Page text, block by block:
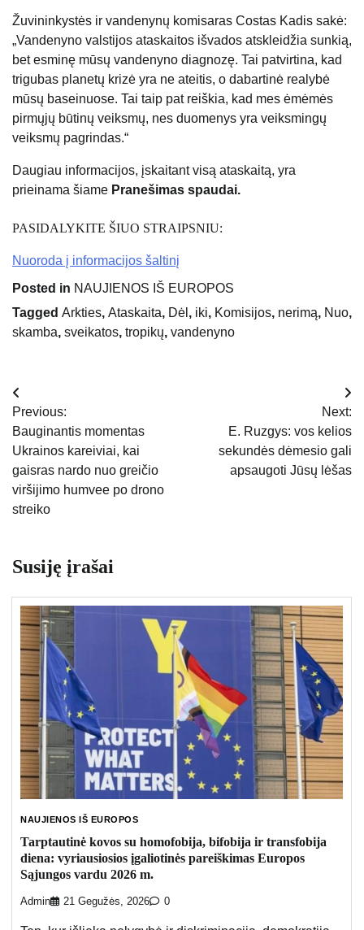
Žuvininkystės ir vandenynų komisaras Costas Kadis sakė:
„Vandenyno valstijos ataskaitos išvados atskleidžia sunkią,
bet esminę mūsų vandenyno diagnozę. Tai patvirtina, kad
trigubas planetų krizė yra ne ateitis, o dabartinė realybė
mūsų baseinuose. Tai taip pat reiškia, kad mes ėmėmės
pirmųjų būtinų veiksmų, nes duomenys yra veiksmingų
veiksmų pagrindas.“
Daugiau informacijos, įskaitant visą ataskaitą, yra
prieinama šiame Pranešimas spaudai.
PASIDALYKITE ŠIUO STRAIPSNIU:
Nuoroda į informacijos šaltinį
Posted in NAUJIENOS IŠ EUROPOS
Tagged Arkties, Ataskaita, Dėl , iki, Komisijos, nerimą, Nuo,
skamba, sveikatos, tropikų, vandenyno
Navigacija
tarp
įrašų
Previous:
Bauginantis momentas
Ukrainos kareiviai, kai
gaisras nardo nuo greičio
viršijimo humvee po drono
streiko
Next:
E. Ruzgys: vos kelios
sekundės dėmesio gali
apsaugoti Jūsų lėšas
Susiję įrašai
NAUJIENOS IŠ EUROPOS
Tarptautinė kovos su homofobija, bifobija ir transfobija
diena: vyriausiosios įgaliotinės pareiškimas Europos
Sąjungos vardu 2026 m.
Admin 21 Gegužės, 2026 0